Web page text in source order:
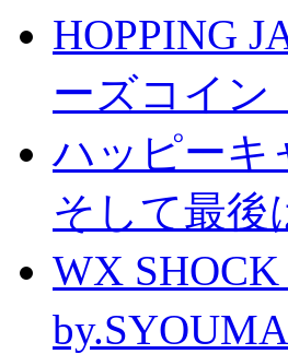
HOPPING
ーズコイ
ハッピーキ
そして最後
WX